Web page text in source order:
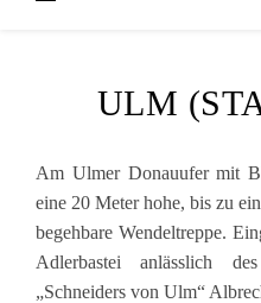
ULM
Am Ulmer Donauufer mit
eine 20 Meter hohe, bis zu
begehbare Wendeltreppe.
Adlerbastei anlässlich
„Schneiders von Ulm“